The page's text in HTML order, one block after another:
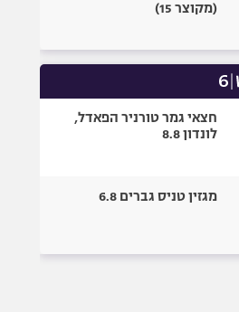
(מקוצר 15)
חצאי גמר טורניר הפאדל,
לונדון 8.8
מגזין טניס גברים 6.8